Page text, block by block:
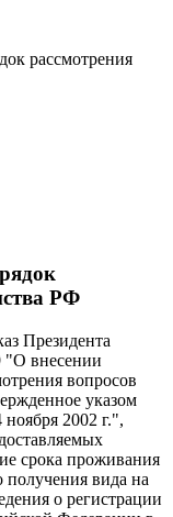
рассмотрения
РФ
Президента
"О внесении
вопросов
указом
2002 г.",
срока проживания
вида на
о регистрации